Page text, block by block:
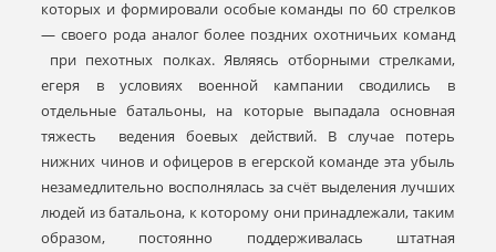
которых и формировали особые команды по 60 стрелков
— своего рода аналог более поздних охотничьих команд
при пехотных полках. Являясь отборными стрелками,
егеря в условиях военной кампании сводились в
отдельные батальоны, на которые выпадала основная
тяжесть ведения боевых действий. В случае потерь
нижних чинов и офицеров в егерской команде эта убыль
незамедлительно восполнялась за счёт выделения лучших
людей из батальона, к которому они принадлежали, таким
образом, постоянно поддерживалась штатная